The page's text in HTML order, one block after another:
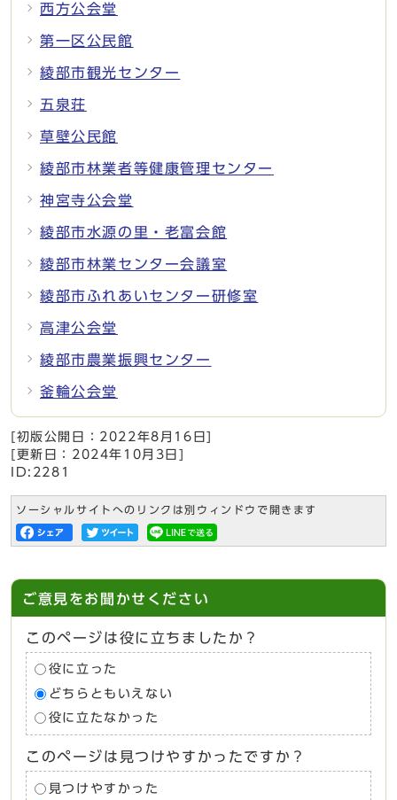
西方公会堂
第一区公民館
綾部市観光センター
五泉荘
草壁公民館
綾部市林業者等健康管理センター
神宮寺公会堂
綾部市水源の里・老富会館
綾部市林業センター会議室
綾部市ふれあいセンター研修室
高津公会堂
綾部市農業振興センター
釜輪公会堂
[初版公開日： 2022年8月16日
[更新日： 2024年10月3日
ID:2281
ソーシャルサイトへのリンクは別ウィンドウで開きます
ご意見をお聞かせください
このページは役に立ちましたか？
役に立った
どちらともいえない
役に立たなかった
このページは見つけやすかったですか？
見つけやすかった